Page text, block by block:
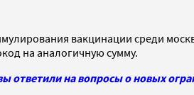
вакцинации среди
на аналогичную сумму.
на вопросы о новых